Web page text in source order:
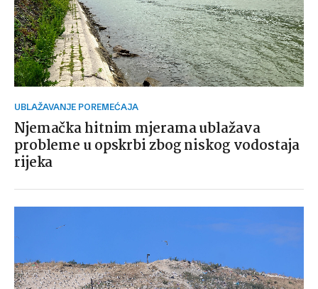
UBLAŽAVANJE POREMEĆAJA
Njemačka hitnim mjerama ublažava
probleme u opskrbi zbog niskog vodostaja
rijeka